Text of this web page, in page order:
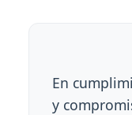
En
y